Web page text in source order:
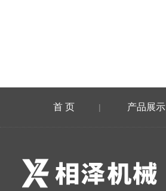
首 页 | 产品展示